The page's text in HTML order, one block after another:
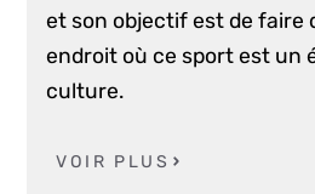
et son objectif est de faire
endroit où ce sport est un
culture.
VOIR PLUS